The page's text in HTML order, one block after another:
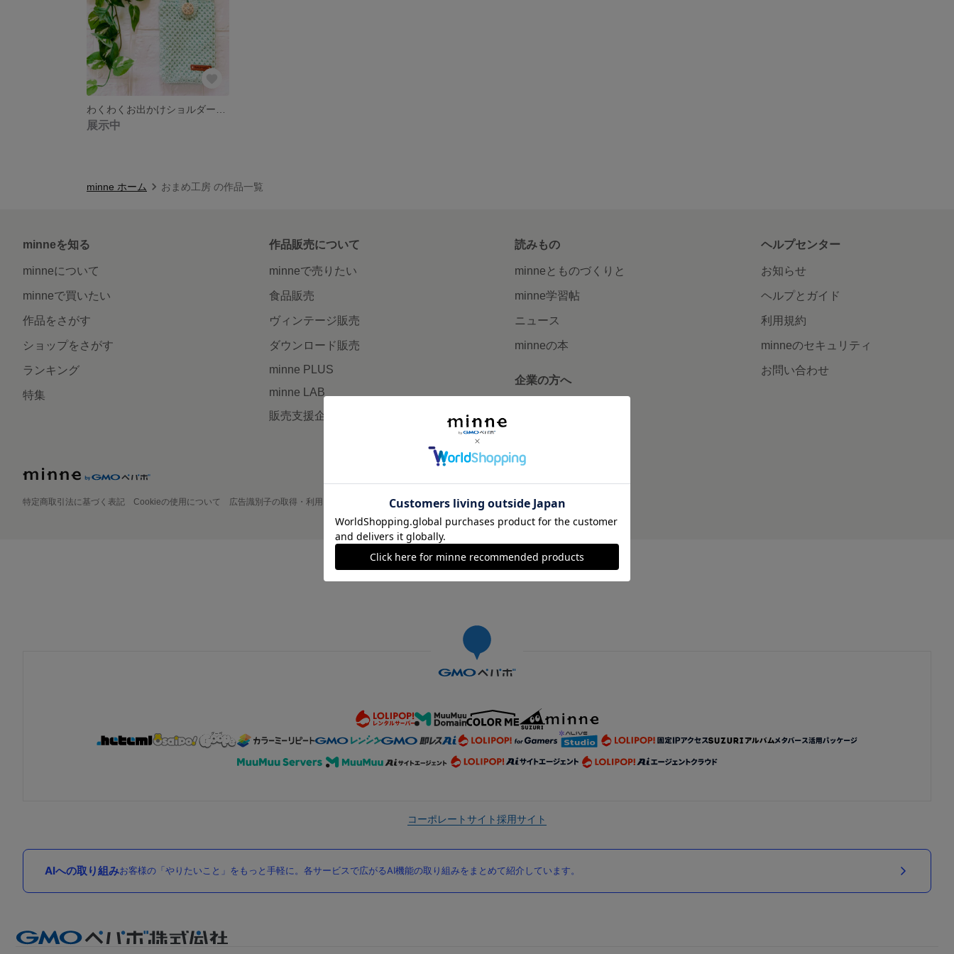
展示中
minne ホーム おまめ工房 の作品一覧
minneを知る
minneについて
minneで買いたい
作品をさがす
ショップをさがす
ランキング
特集
作品販売について
minneで売りたい
食品販売
ヴィンテージ販売
ダウンロード販売
minne PLUS
minne LAB
販売支援企画・イベント
読みもの
minneとものづくりと
minne学習帖
ニュース
minneの本
企業の方へ
ヘルプセンター
お知らせ
ヘルプとガイド
利用規約
minneのセキュリティ
お問い合わせ
特定商取引法に基づく表記 Cookieの使用について 広告識別子の取得・利用 プライバシーポリシー 会社概要 採用情報 メディアキット
©GMO Pepabo, Inc. All rights reserved.
コーポレートサイト採用サイト
AIへの取り組みお客様の「やりたいこと」をもっと手軽に。各サービスで広がるAI機能の取り組みをまとめて紹介しています。